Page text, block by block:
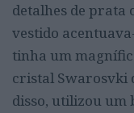
detalhes de prata
vestido
tinha um
cristal Swarosvki
disso, utilizou um